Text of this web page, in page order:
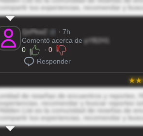
compartir tus experiencias, recomendar y
QzPkwZ
· 7h
Comentó acerca de pYB2H1
0
· 0
Responder
unidad de reseñas de encuentros y reportes,
experiencias, recomendar y buscar reportes
Hidden List es la comunidad de reseñas de
compartir tus experiencias, recomendar y